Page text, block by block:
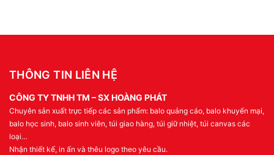
THÔNG TIN LIÊN HỆ
CÔNG TY TNHH TM – SX HOÀNG PHÁT
Chuyên sản xuất trực tiếp các sản phẩm: balo quảng cáo, balo khuyến mại,
balo học sinh, balo sinh viên, túi giao hàng, túi giữ nhiệt, túi canvas các
loại…
Nhận thiết kế, in ấn và thêu logo theo yêu cầu.